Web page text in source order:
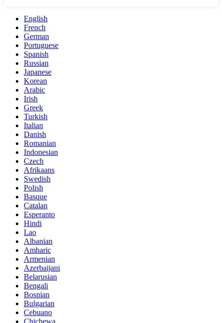
English
French
German
Portuguese
Spanish
Russian
Japanese
Korean
Arabic
Irish
Greek
Turkish
Italian
Danish
Romanian
Indonesian
Czech
Afrikaans
Swedish
Polish
Basque
Catalan
Esperanto
Hindi
Lao
Albanian
Amharic
Armenian
Azerbaijani
Belarusian
Bengali
Bosnian
Bulgarian
Cebuano
Chichewa